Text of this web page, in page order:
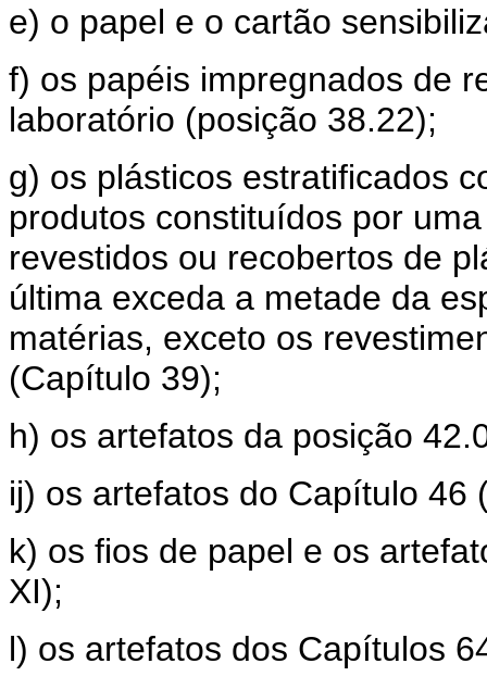
e) o papel e o cartão
f) os papéis impregnados de
laboratório (posição 38.22);
g) os plásticos estratificados
produtos constituídos por
revestidos ou recobertos de
última exceda a metade da
matérias, exceto os
(Capítulo 39);
h) os artefatos da posição
ij) os artefatos do Capítulo 46
k) os fios de papel e os
XI);
l) os artefatos dos Capítulos